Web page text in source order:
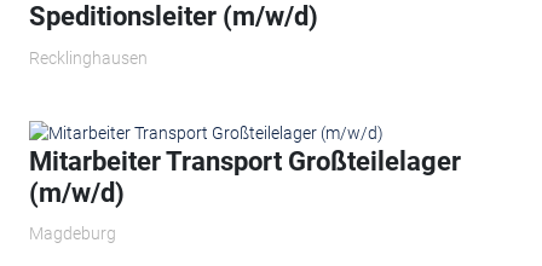
Speditionsleiter (m/w/d)
Recklinghausen
Mitarbeiter Transport Großteilelager
(m/w/d)
Magdeburg